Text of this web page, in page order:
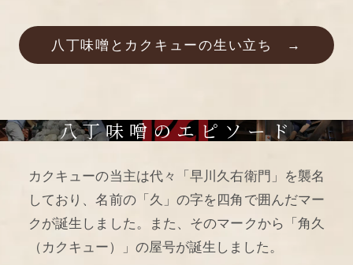
八丁味噌とカクキューの生い立ち →
八丁味噌のエピソード
カクキューの当主は代々「早川久右衛門」を襲名
しており、名前の「久」の字を四角で囲んだマー
クが誕生しました。また、そのマークから「角久
（カクキュー）」の屋号が誕生しました。